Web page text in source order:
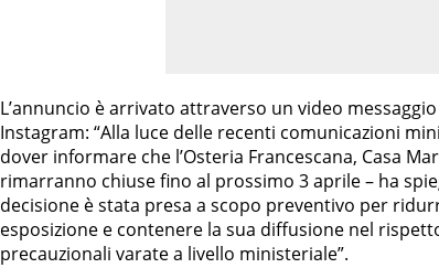
L’annuncio è arrivato attraverso un video
Instagram: “Alla luce delle recenti comunicazioni
dover informare che l’Osteria Francescana, Casa
rimarranno chiuse fino al prossimo 3 aprile – ha
decisione è stata presa a scopo preventivo per
esposizione e contenere la sua diffusione nel
precauzionali varate a livello ministeriale”.